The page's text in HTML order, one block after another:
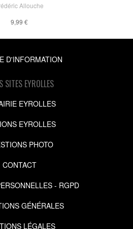
Allouche
9,99 €
D'INFORMATION
SITES EYROLLES
EYROLLES
EYROLLES
PHOTO
CONTACT
- RGPD
GÉNÉRALES
LÉGALES